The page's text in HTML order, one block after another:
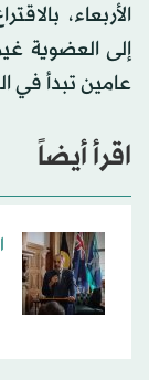
الأربعاء،
إلى العضوية
عامين تبدأ في الـ1 من يناير (كانون الثاني) 2027.
اقرأ أيضاً